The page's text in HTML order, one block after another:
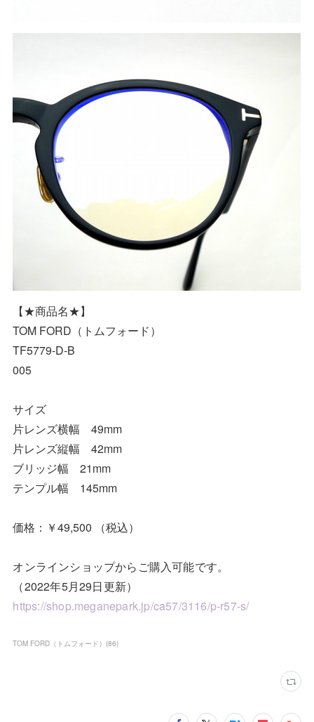
【★商品名★】
TOM FORD（トムフォード）
TF5779-D-B
005
サイズ
片レンズ横幅 49mm
片レンズ縦幅 42mm
ブリッジ幅 21mm
テンプル幅 145mm
価格：￥49,500 （税込）
オンラインショップからご購入可能です。
（2022年5月29日更新）
https://shop.meganepark.jp/ca57/3116/p-r57-s/
TOM FORD（トムフォード） (86)